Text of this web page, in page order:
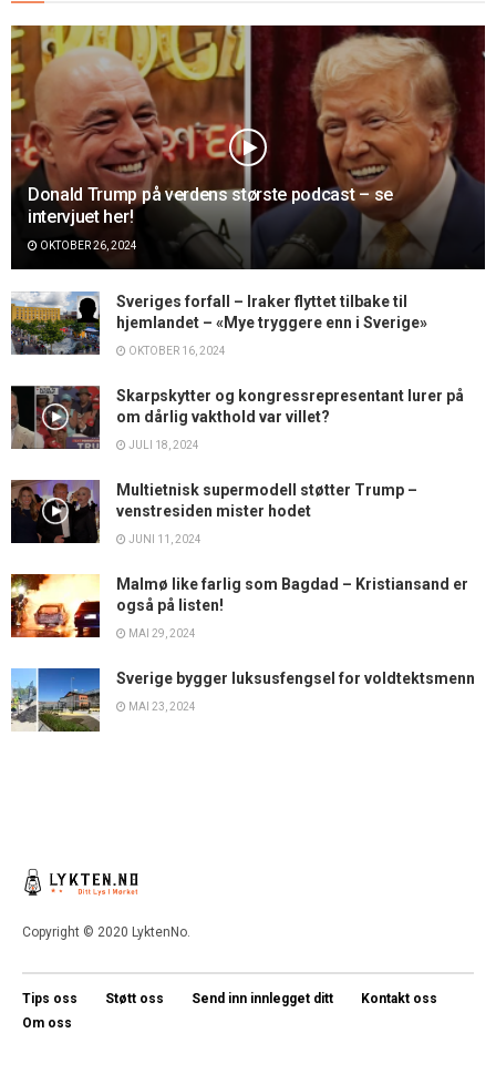
Donald Trump på verdens største podcast – se
intervjuet her!
OKTOBER 26, 2024
Sveriges forfall – Iraker flyttet tilbake til
hjemlandet – «Mye tryggere enn i Sverige»
OKTOBER 16, 2024
Skarpskytter og kongressrepresentant lurer på
om dårlig vakthold var villet?
JULI 18, 2024
Multietnisk supermodell støtter Trump –
venstresiden mister hodet
JUNI 11, 2024
Malmø like farlig som Bagdad – Kristiansand er
også på listen!
MAI 29, 2024
Sverige bygger luksusfengsel for voldtektsmenn
MAI 23, 2024
Copyright © 2020 LyktenNo.
Tips oss Støtt oss Send inn innlegget ditt
Kontakt oss
Om oss